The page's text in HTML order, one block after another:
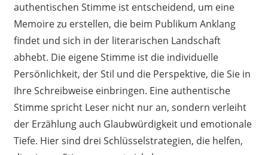
authentischen Stimme ist entscheidend, um eine
Memoire zu erstellen, die beim Publikum Anklang
findet und sich in der literarischen Landschaft
abhebt. Die eigene Stimme ist die individuelle
Persönlichkeit, der Stil und die Perspektive, die Sie in
Ihre Schreibweise einbringen. Eine authentische
Stimme spricht Leser nicht nur an, sondern verleiht
der Erzählung auch Glaubwürdigkeit und emotionale
Tiefe. Hier sind drei Schlüsselstrategien, die helfen,